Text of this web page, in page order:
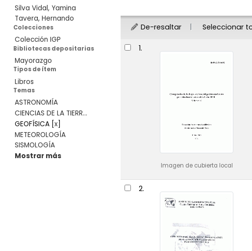
Silva Vidal, Yamina
Tavera, Hernando
Colecciones
Colección IGP
Bibliotecas depositarias
Mayorazgo
Tipos de ítem
Libros
Temas
ASTRONOMÍA
CIENCIAS DE LA TIERR...
GEOFÍSICA[x]
METEOROLOGÍA
SISMOLOGÍA
Mostrar más
De-resaltar Seleccionar
Resultados
1.
Imagen de cubierta local
2.